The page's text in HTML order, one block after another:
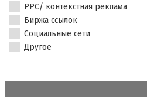
PPC/ контекстная реклама
Биржа ссылок
Социальные сети
Другое